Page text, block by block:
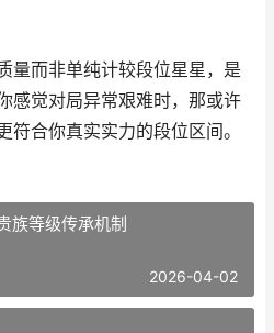
量而非单纯计较段位星星，是
感觉对局异常艰难时，那或许
符合你真实实力的段位区间。
族等级传承机制
2026-04-02